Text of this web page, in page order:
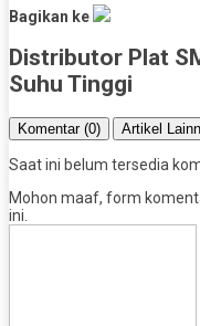
Bagikan ke
Distributor Plat
Suhu Tinggi
Komentar (0) Artikel
Saat ini belum tersedia
Mohon maaf, form
ini.